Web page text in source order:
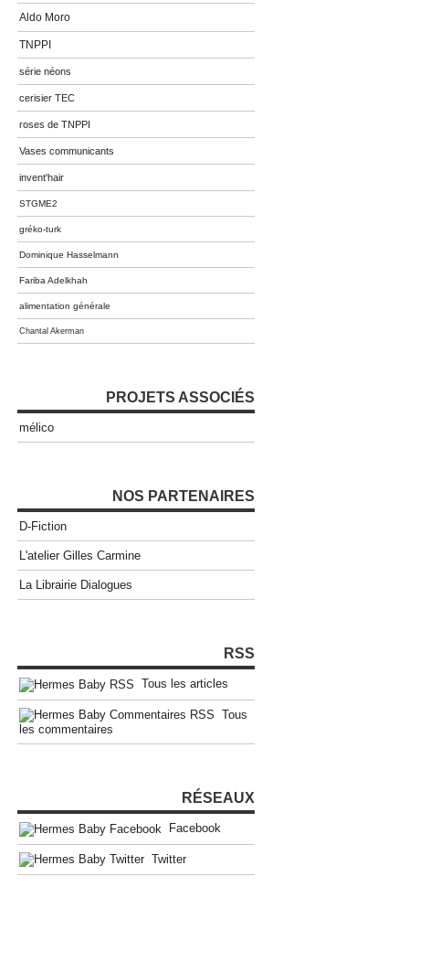
Aldo Moro
TNPPI
série néons
cerisier TEC
roses de TNPPI
Vases communicants
invent'hair
STGME2
gréko-turk
Dominique Hasselmann
Fariba Adelkhah
alimentation générale
Chantal Akerman
PROJETS ASSOCIÉS
mélico
NOS PARTENAIRES
D-Fiction
L'atelier Gilles Carmine
La Librairie Dialogues
RSS
Tous les articles
Tous
les commentaires
RÉSEAUX
Facebook
Twitter